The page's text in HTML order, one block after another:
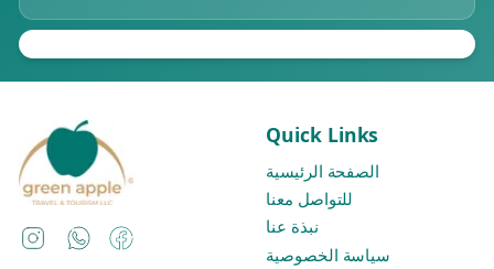
Instagram
WhatsAppFacebook
Quick Links
الصفحة الرئيسية
للتواصل معنا
نبذة عنا
سياسة الخصوصية